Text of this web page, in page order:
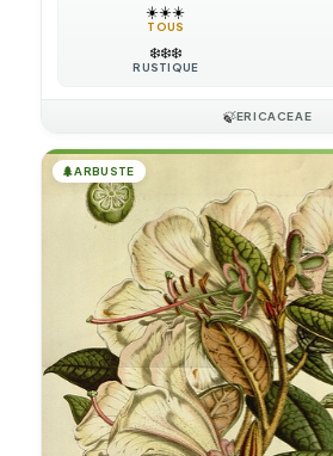
☀️☀️☀️
TOUS
❄️❄️❄️
RUSTIQUE
🍃ERICACEAE
🌲ARBUSTE